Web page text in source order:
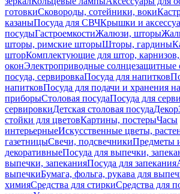
готовкиСковороды, сотейники, воки
казаныПосуда для СВЧКрышки и
посудыГастроемкостиЖалюзи, шторы
шторы, римские шторыШторы, гардины
шторКомплектующие для штор,
оконЭлектроприводные солнцезащитные
посуда, сервировкаПосуда для напитков
напитковПосуда для подачи и хранения
приборыСтоловая посудаПосуда для
сервировкиДетская столовая посудаДекор
стойки для цветовКартины, постерыЧасы
интерьерныеИскусственные цветы,
газетницыСвечи, подсвечникиПредметы
декоративныеПосуда для выпечки,
выпечки, запеканияПосуда для запекания
выпечкиБумага, фольга, рукава для
химияСредства для стиркиСредства для